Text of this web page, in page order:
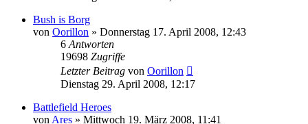
Bush is Borg
von Oorillon » Donnerstag 17. April 2008, 12:43
6 Antworten
19698 Zugriffe
Letzter Beitrag von Oorillon
Dienstag 29. April 2008, 12:17
Battlefield Heroes
von Ares » Mittwoch 19. März 2008, 11:41